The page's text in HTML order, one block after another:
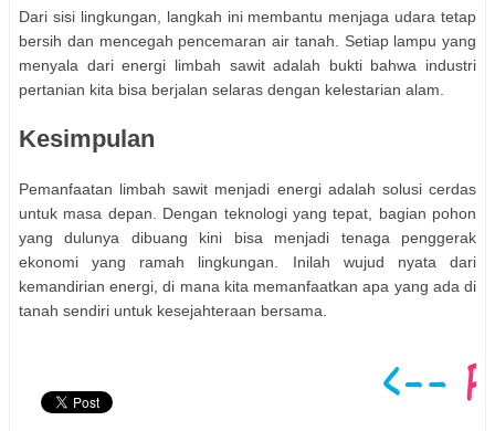
Dari sisi lingkungan, langkah ini membantu menjaga udara tetap
bersih dan mencegah pencemaran air tanah. Setiap lampu yang
menyala dari energi limbah sawit adalah bukti bahwa industri
pertanian kita bisa berjalan selaras dengan kelestarian alam.
Kesimpulan
Pemanfaatan limbah sawit menjadi energi adalah solusi cerdas
untuk masa depan. Dengan teknologi yang tepat, bagian pohon
yang dulunya dibuang kini bisa menjadi tenaga penggerak
ekonomi yang ramah lingkungan. Inilah wujud nyata dari
kemandirian energi, di mana kita memanfaatkan apa yang ada di
tanah sendiri untuk kesejahteraan bersama.